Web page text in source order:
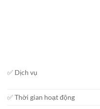
✅ Dịch vụ
✅ Thời gian hoạt động